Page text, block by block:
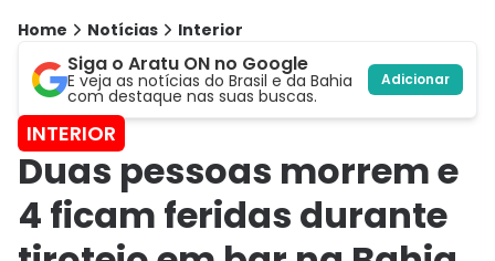
Home Notícias Interior
Siga o Aratu ON no Google
E veja as notícias do Brasil e da Bahia
com destaque nas suas buscas.
Adicionar
INTERIOR
Duas pessoas morrem e
4 ficam feridas durante